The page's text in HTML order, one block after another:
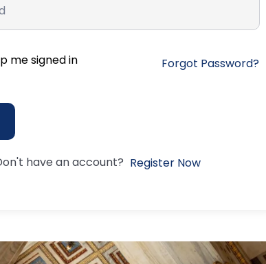
me signed in Forgot Password?
have an account? Register Now